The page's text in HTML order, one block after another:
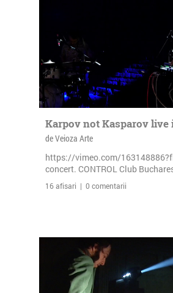
Karpov not Kasparov live
de Veioza Arte
https://vimeo.com/
concert. CONTROL Club
16 afisari | 0 comentarii